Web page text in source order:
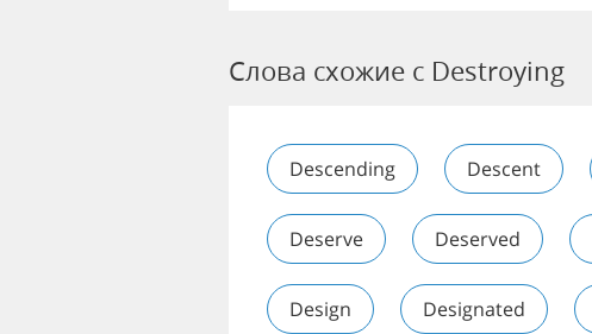
Слова схожие с Destroying
Descending Descent
Deserve Deserved
Design Designated